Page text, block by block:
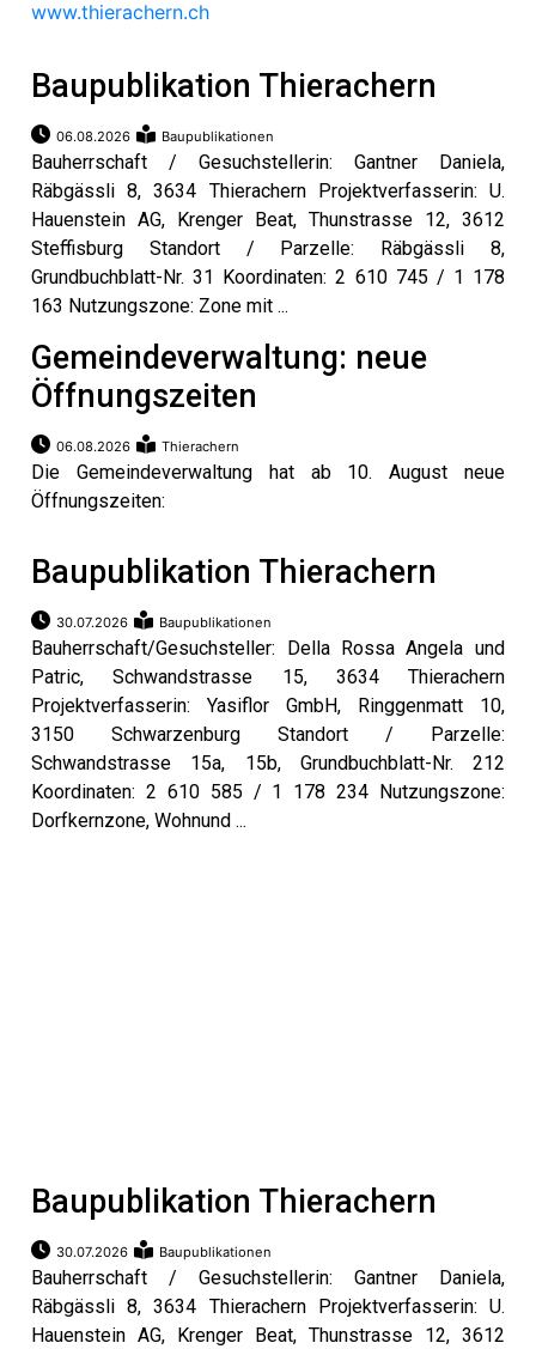
www.thierachern.ch
Baupublikation Thierachern
06.08.2026 Baupublikationen
Bauherrschaft / Gesuchstellerin: Gantner Daniela,
Räbgässli 8, 3634 Thierachern Projektverfasserin: U.
Hauenstein AG, Krenger Beat, Thunstrasse 12, 3612
Steffisburg Standort / Parzelle: Räbgässli 8,
Grundbuchblatt-Nr. 31 Koordinaten: 2 610 745 / 1 178
163 Nutzungszone: Zone mit ...
Gemeindeverwaltung: neue
Öffnungszeiten
06.08.2026 Thierachern
Die Gemeindeverwaltung hat ab 10. August neue
Öffnungszeiten:
Baupublikation Thierachern
30.07.2026 Baupublikationen
Bauherrschaft/Gesuchsteller: Della Rossa Angela und
Patric, Schwandstrasse 15, 3634 Thierachern
Projektverfasserin: Yasiflor GmbH, Ringgenmatt 10,
3150 Schwarzenburg Standort / Parzelle:
Schwandstrasse 15a, 15b, Grundbuchblatt-Nr. 212
Koordinaten: 2 610 585 / 1 178 234 Nutzungszone:
Dorfkernzone, Wohnund ...
Baupublikation Thierachern
30.07.2026 Baupublikationen
Bauherrschaft / Gesuchstellerin: Gantner Daniela,
Räbgässli 8, 3634 Thierachern Projektverfasserin: U.
Hauenstein AG, Krenger Beat, Thunstrasse 12, 3612